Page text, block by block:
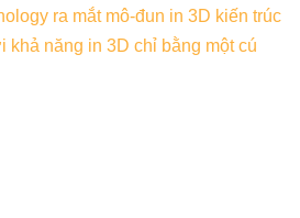
ra mắt mô-đun in 3D kiến ​​trúc
khả năng in 3D chỉ bằng một cú